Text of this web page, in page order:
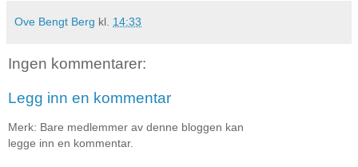
Ove Bengt Berg kl. 14:33
Ingen kommentarer:
Legg inn en kommentar
Merk: Bare medlemmer av denne bloggen kan
legge inn en kommentar.